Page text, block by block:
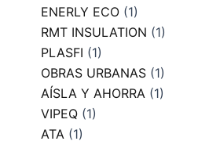
ENERLY ECO (1)
RMT INSULATION (1)
PLASFI (1)
OBRAS URBANAS (1)
AÍSLA Y AHORRA (1)
VIPEQ (1)
ATA (1)